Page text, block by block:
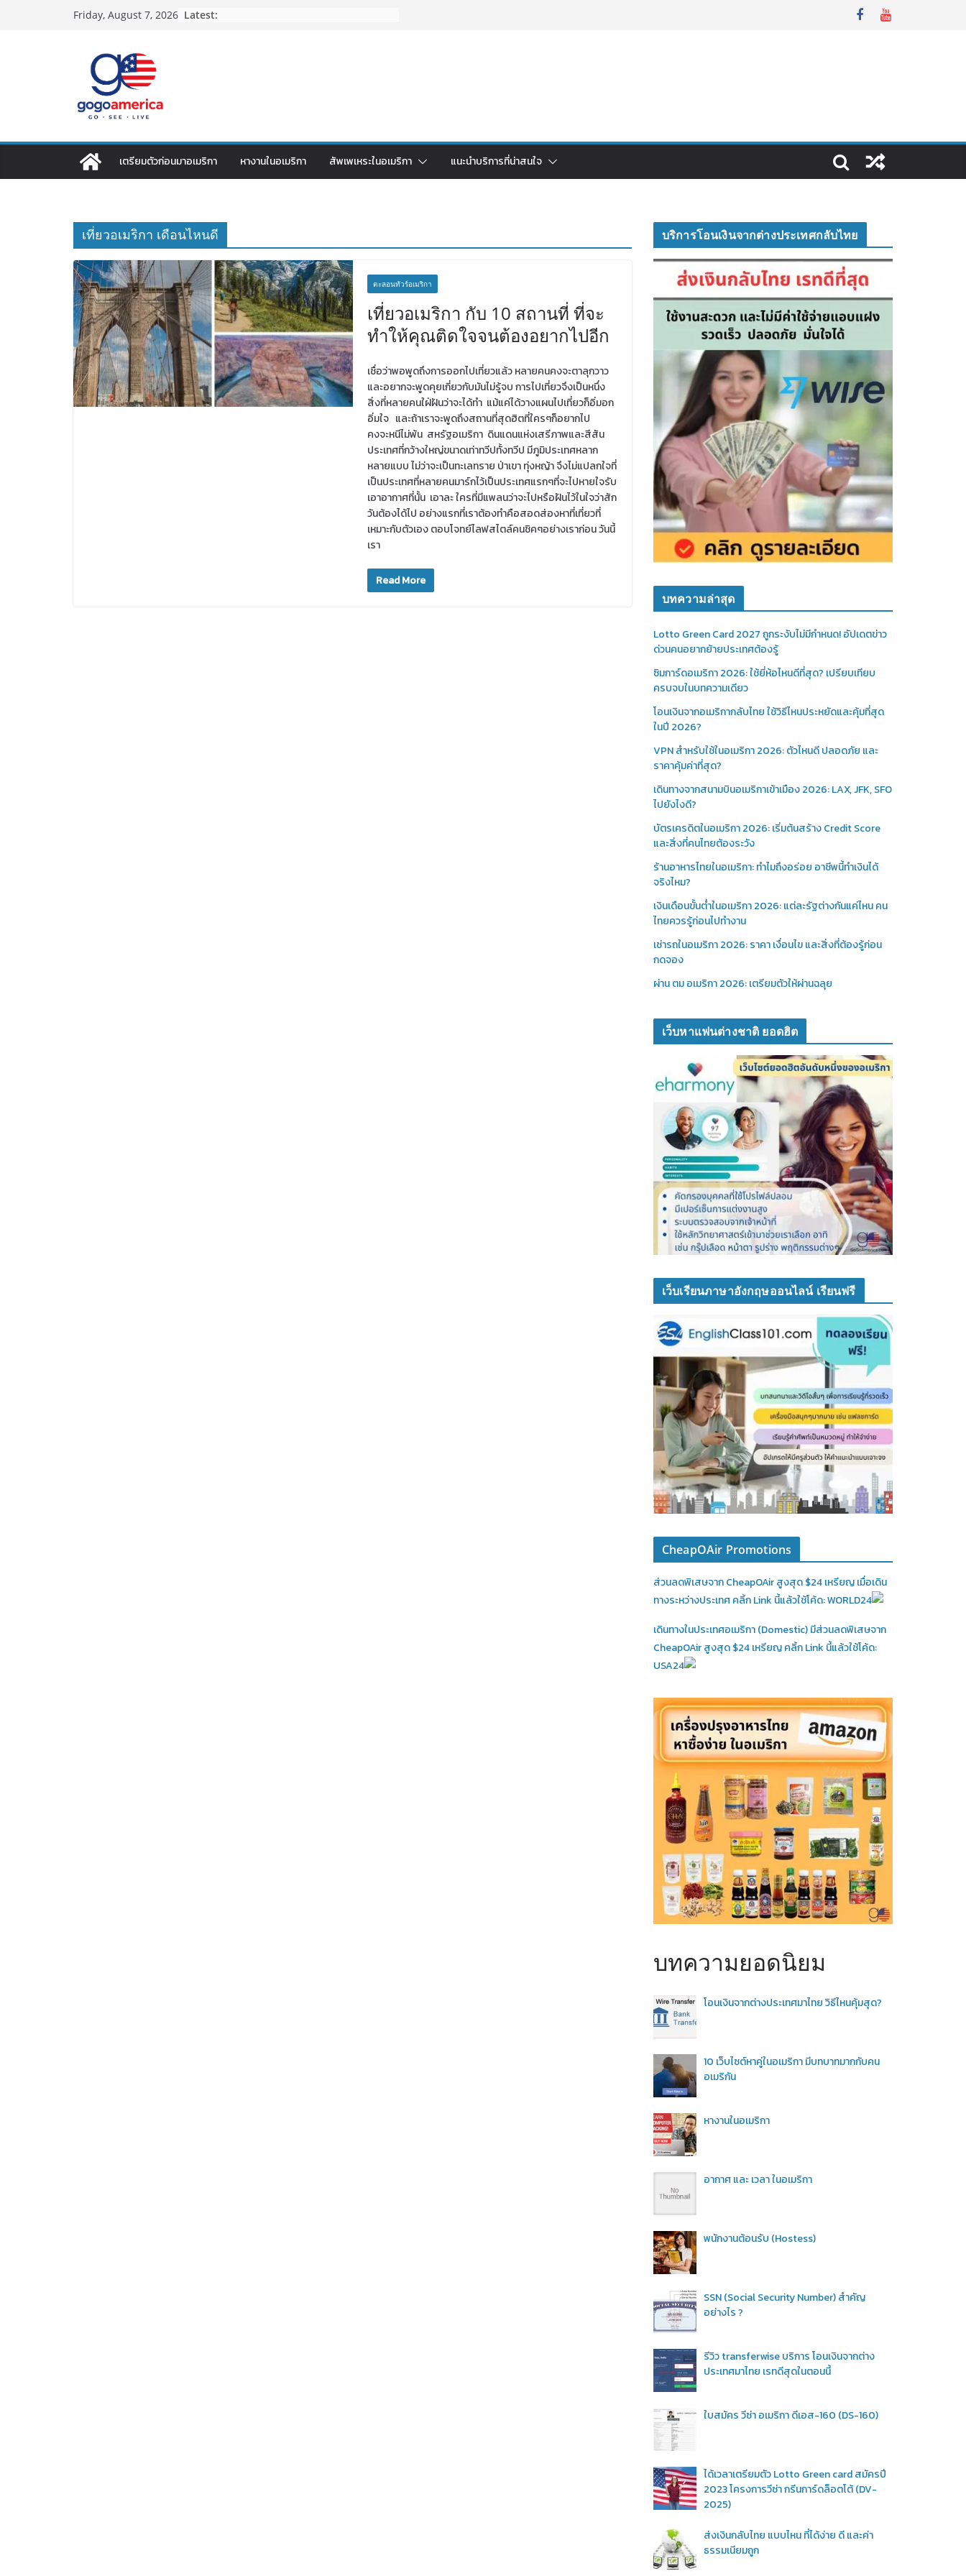
Friday, August 7, 2026 Latest:
เตรียมตัวก่อนมาอเมริกา หางานในอเมริกา สัพเพเหระในอเมริกา แนะนำบริการที่น่าสนใจ
เที่ยวอเมริกา เดือนไหนดี
ตะลอนทัวร์อเมริกา
เที่ยวอเมริกา กับ 10 สถานที่ ที่จะ
ทำให้คุณติดใจจนต้องอยากไปอีก
เชื่อว่าพอพูดถึงการออกไปเที่ยวแล้ว หลายคนคงจะตาลุกวาว
และอยากจะพูดคุยเกี่ยวกับมันไม่รู้จบ การไปเที่ยวจึงเป็นหนึ่ง
สิ่งที่หลายคนใฝ่ฝันว่าจะได้ทำ แม้แค่ได้วางแผนไปเที่ยวก็อิ่มอก
อิ่มใจ และถ้าเราจะพูดถึงสถานที่สุดฮิตที่ใครๆก็อยากไป
คงจะหนีไม่พ้น สหรัฐอเมริกา ดินแดนแห่งเสรีภาพและสีสัน
ประเทศที่กว้างใหญ่ขนาดเท่าทวีปทั้งทวีป มีภูมิประเทศหลาก
หลายแบบ ไม่ว่าจะเป็นทะเลทราย ป่าเขา ทุ่งหญ้า จึงไม่แปลกใจที่
เป็นประเทศที่หลายคนมาร์กไว้เป็นประเทศแรกๆที่จะไปหายใจรับ
เอาอากาศที่นั้น เอาละ ใครที่มีแพลนว่าจะไปหรือฝันไว้ในใจว่าสัก
วันต้องได้ไป อย่างแรกที่เราต้องทำคือสอดส่องหาที่เที่ยวที่
เหมาะกับตัวเอง ตอบโจทย์ไลฟสไตล์คนชิคๆอย่างเราก่อน วันนี้
เรา
Read More
บริการโอนเงินจากต่างประเทศกลับไทย
บทความล่าสุด
Lotto Green Card 2027 ถูกระงับไม่มีกำหนด! อัปเดตข่าว
ด่วนคนอยากย้ายประเทศต้องรู้
ซิมการ์ดอเมริกา 2026: ใช้ยี่ห้อไหนดีที่สุด? เปรียบเทียบ
ครบจบในบทความเดียว
โอนเงินจากอเมริกากลับไทย ใช้วิธีไหนประหยัดและคุ้มที่สุด
ในปี 2026?
VPN สำหรับใช้ในอเมริกา 2026: ตัวไหนดี ปลอดภัย และ
ราคาคุ้มค่าที่สุด?
เดินทางจากสนามบินอเมริกาเข้าเมือง 2026: LAX, JFK, SFO
ไปยังไงดี?
บัตรเครดิตในอเมริกา 2026: เริ่มต้นสร้าง Credit Score
และสิ่งที่คนไทยต้องระวัง
ร้านอาหารไทยในอเมริกา: ทำไมถึงอร่อย อาชีพนี้ทำเงินได้
จริงไหม?
เงินเดือนขั้นต่ำในอเมริกา 2026: แต่ละรัฐต่างกันแค่ไหน คน
ไทยควรรู้ก่อนไปทำงาน
เช่ารถในอเมริกา 2026: ราคา เงื่อนไข และสิ่งที่ต้องรู้ก่อน
กดจอง
ผ่าน ตม อเมริกา 2026: เตรียมตัวให้ผ่านฉลุย
เว็บหาแฟนต่างชาติ ยอดฮิต
เว็บเรียนภาษาอังกฤษออนไลน์ เรียนฟรี
CheapOAir Promotions
ส่วนลดพิเสษจาก CheapOAir สูงสุด $24 เหรียญ เมื่อเดิน
ทางระหว่างประเทศ คลิ้ก Link นี้แล้วใช้โค้ด: WORLD24
เดินทางในประเทศอเมริกา (Domestic)มีส่วนลดพิเสษจาก
CheapOAir สูงสุด $24 เหรียญ คลิ้ก Link นี้แล้วใช้โค้ด:
USA24
บทความยอดนิยม
โอนเงินจากต่างประเทศมาไทย วิธีไหนคุ้มสุด?
10 เว็บไซต์หาคู่ในอเมริกา มีบทบาทมากกับคน
อเมริกัน
หางานในอเมริกา
อากาศ และ เวลา ในอเมริกา
พนักงานต้อนรับ (Hostess)
SSN (Social Security Number) สำคัญ
อย่างไร ?
รีวิว transferwise บริการ โอนเงินจากต่าง
ประเทศมาไทย เรทดีสุดในตอนนี้
ใบสมัคร วีซ่า อเมริกา ดีเอส-160 (DS-160)
ได้เวลาเตรียมตัว Lotto Green card สมัครปี
2023 โครงการวีซ่า กรีนการ์ดล็อตโต้ (DV-
2025)
ส่งเงินกลับไทย แบบไหน ที่ได้ง่าย ดี และค่า
ธรรมเนียมถูก